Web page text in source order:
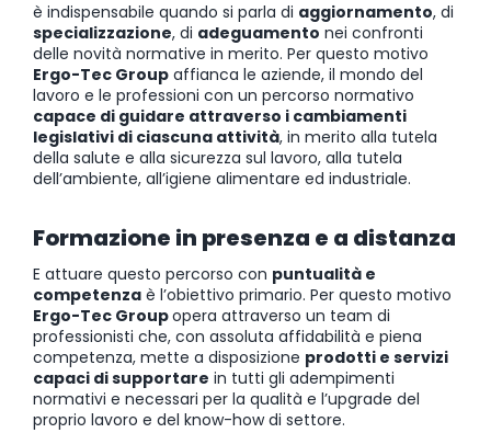
è indispensabile quando si parla di aggiornamento, di
specializzazione, di adeguamento nei confronti
delle novità normative in merito. Per questo motivo
Ergo-Tec Groupaffianca le aziende, il mondo del
lavoro e le professioni con un percorso normativo
capace di guidare attraverso i cambiamenti
legislativi di ciascuna attività, in merito alla tutela
della salute e alla sicurezza sul lavoro, alla tutela
dell’ambiente, all’igiene alimentare ed industriale.
Formazione in presenza e a distanza
E attuare questo percorso con puntualità e
competenzaè l’obiettivo primario. Per questo motivo
Ergo-Tec Groupopera attraverso un team di
professionisti che, con assoluta affidabilità e piena
competenza, mette a disposizione prodotti e servizi
capaci di supportare in tutti gli adempimenti
normativi e necessari per la qualità e l’upgrade del
proprio lavoro e del know-how di settore.